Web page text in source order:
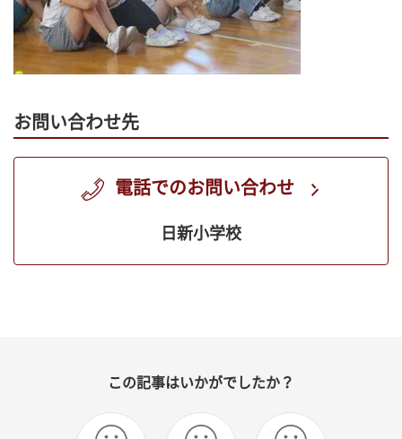
お問い合わせ先
電話でのお問い合わせ
日新小学校
この記事はいかがでしたか？